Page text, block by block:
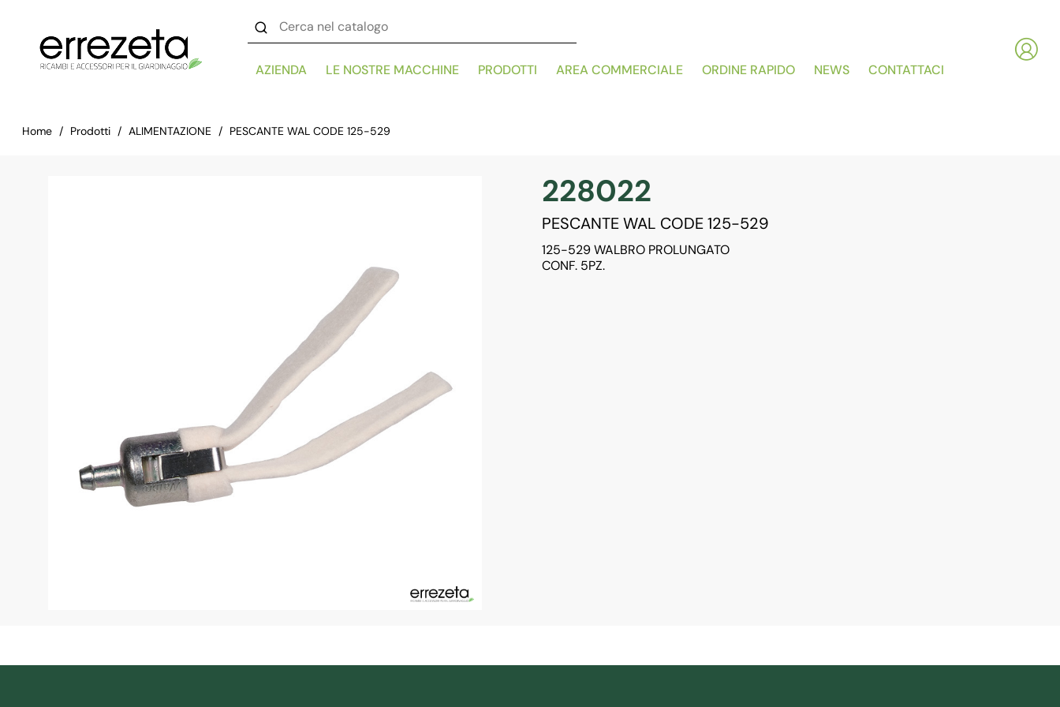
AZIENDA LE NOSTRE MACCHINE PRODOTTI AREA COMMERCIALE ORDINE RAPIDO NEWS CONTATTACI
Home Prodotti ALIMENTAZIONE PESCANTE WAL CODE 125-529
228022
PESCANTE WAL CODE 125-529
125-529 WALBRO PROLUNGATO
CONF. 5PZ.